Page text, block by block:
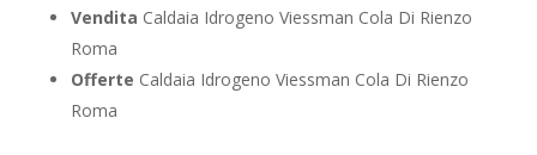
Vendita Caldaia Idrogeno Viessman Cola Di Rienzo
Roma
Offerte Caldaia Idrogeno Viessman Cola Di Rienzo
Roma